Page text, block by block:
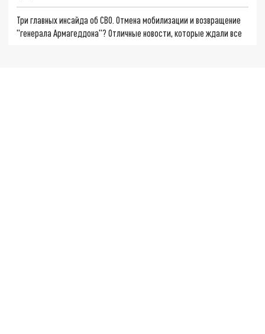
Три главных инсайда об СВО. Отмена мобилизации и возвращение
"генерала Армагеддона"? Отличные новости, которые ждали все